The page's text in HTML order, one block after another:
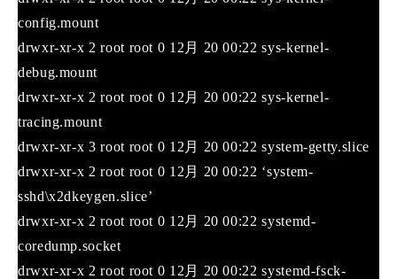
config.mount
drwxr-xr-x 2 root root 0 12月 20 00:22 sys-kernel-
debug.mount
drwxr-xr-x 2 root root 0 12月 20 00:22 sys-kernel-
tracing.mount
drwxr-xr-x 3 root root 0 12月 20 00:22 system-getty.slice
drwxr-xr-x 2 root root 0 12月 20 00:22 ‘system-
sshd\x2dkeygen.slice’
drwxr-xr-x 2 root root 0 12月 20 00:22 systemd-
coredump.socket
drwxr-xr-x 2 root root 0 12月 20 00:22 systemd-fsck-